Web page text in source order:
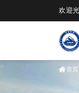
欢迎
首页